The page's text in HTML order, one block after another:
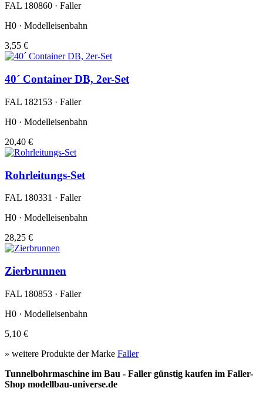
FAL 180860 · Faller
H0 · Modelleisenbahn
3,55 €
40´ Container DB, 2er-Set
FAL 182153 · Faller
H0 · Modelleisenbahn
20,40 €
Rohrleitungs-Set
FAL 180331 · Faller
H0 · Modelleisenbahn
28,25 €
Zierbrunnen
FAL 180853 · Faller
H0 · Modelleisenbahn
5,10 €
» weitere Produkte der Marke Faller
Tunnelbohrmaschine im Bau - Faller günstig kaufen im Faller-
Shop modellbau-universe.de